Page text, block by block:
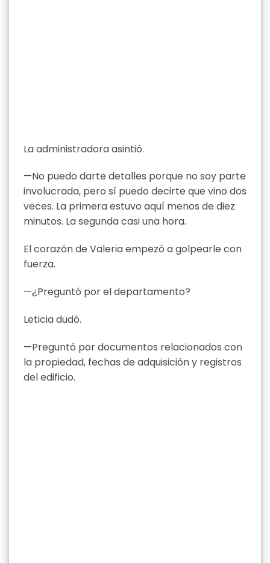
La administradora asintió.
—No puedo darte detalles porque no soy parte
involucrada, pero sí puedo decirte que vino dos
veces. La primera estuvo aquí menos de diez
minutos. La segunda casi una hora.
El corazón de Valeria empezó a golpearle con
fuerza.
—¿Preguntó por el departamento?
Leticia dudó.
—Preguntó por documentos relacionados con
la propiedad, fechas de adquisición y registros
del edificio.